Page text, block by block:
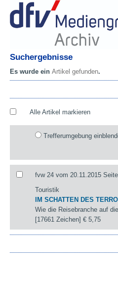
Suchergebnisse
Es wurde ein Artikel gefunden.
Alle Artikel markieren
Trefferumgebung
fvw 24 vom 20.11.2015
Touristik
IM SCHATTEN DES
Wie die Reisebranche auf
[17661 Zeichen]€ 5,75